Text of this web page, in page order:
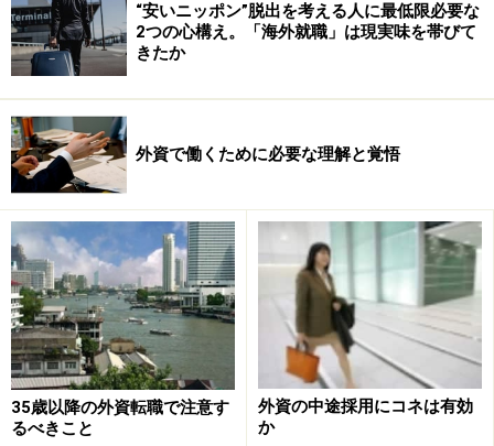
“安いニッポン”脱出を考える人に最低限必要な
2つの心構え。「海外就職」は現実味を帯びて
きたか
外資で働くために必要な理解と覚悟
35歳以降の外資転職で注意す
るべきこと
外資の中途採用にコネは有効
か